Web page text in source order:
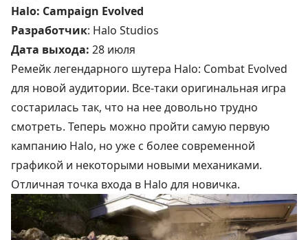
Halo: Campaign Evolved
Разработчик: Halo Studios
Дата выхода: 28 июля
Ремейк легендарного шутера Halo: Combat Evolved
для новой аудитории. Все-таки оригинальная игра
состарилась так, что на нее довольно трудно
смотреть. Теперь можно пройти самую первую
кампанию Halo, но уже с более современной
графикой и некоторыми новыми механиками.
Отличная точка входа в Halo для новичка.